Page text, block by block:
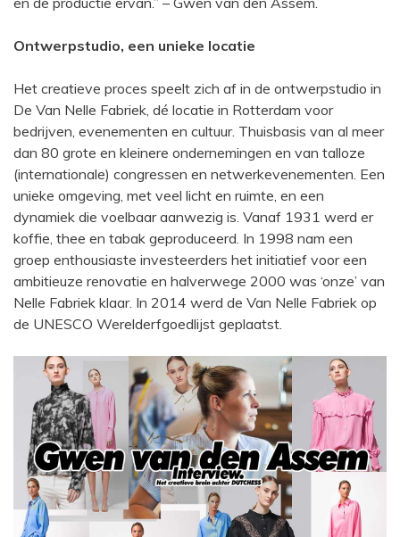
Ontwerpstudio, een unieke locatie
Het creatieve proces speelt zich af in de ontwerpstudio in
De Van Nelle Fabriek, dé locatie in Rotterdam voor
bedrijven, evenementen en cultuur. Thuisbasis van al meer
dan 80 grote en kleinere ondernemingen en van talloze
(internationale) congressen en netwerkevenementen. Een
unieke omgeving, met veel licht en ruimte, en een
dynamiek die voelbaar aanwezig is. Vanaf 1931 werd er
koffie, thee en tabak geproduceerd. In 1998 nam een
groep enthousiaste investeerders het initiatief voor een
ambitieuze renovatie en halverwege 2000 was ‘onze’ van
Nelle Fabriek klaar. In 2014 werd de Van Nelle Fabriek op
de UNESCO Werelderfgoedlijst geplaatst.